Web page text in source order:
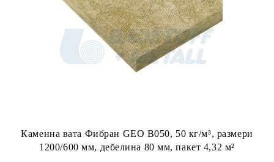
Каменна вата Фибран GEO B050, 50 кг/м³, размери
1200/600 мм, дебелина 80 мм, пакет 4,32 м²